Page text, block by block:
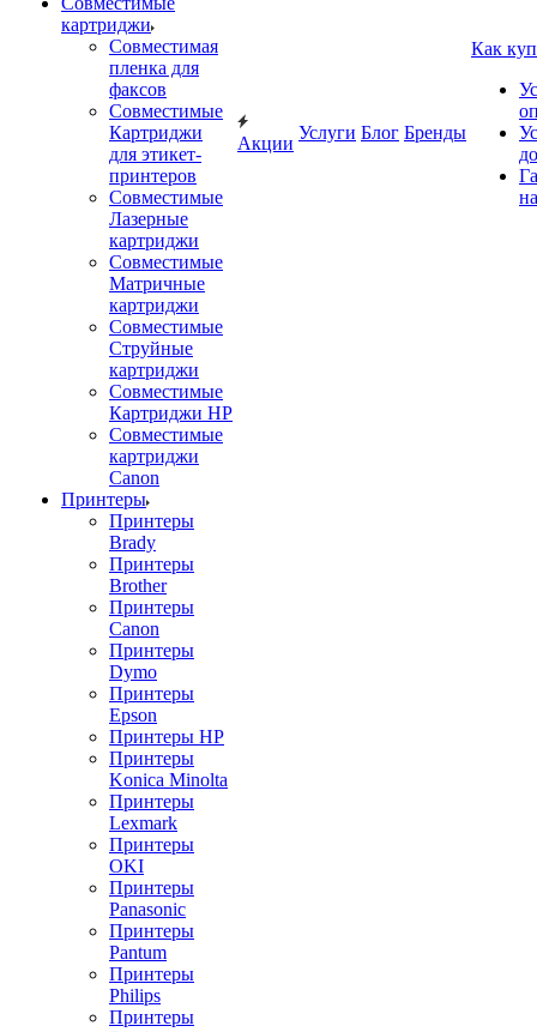
картриджи
Совместимая
пленка для
факсов
Совместимые
Картриджи
для этикет-
принтеров
Совместимые
Лазерные
картриджи
Совместимые
Матричные
картриджи
Совместимые
Струйные
картриджи
Совместимые
Картриджи HP
Совместимые
картриджи
Canon
Принтеры
Принтеры
Brady
Принтеры
Brother
Принтеры
Canon
Принтеры
Dymo
Принтеры
Epson
Принтеры HP
Принтеры
Konica Minolta
Принтеры
Lexmark
Принтеры
OKI
Принтеры
Panasonic
Принтеры
Pantum
Принтеры
Philips
Принтеры
Акции
Услуги Блог Бренды
Как